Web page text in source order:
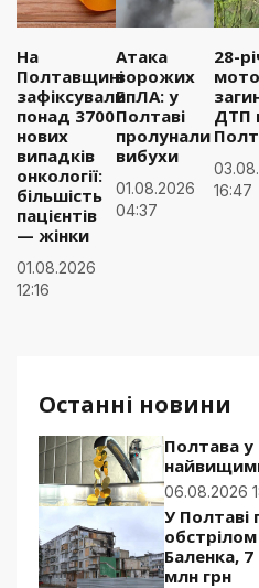
Останні новини
Полтава у
06.08.2026
У
Баленка,
млн грн
На
Полтавщині
зафіксували
понад 3700
нових
випадків
онкології:
більшість
пацієнтів
— жінки
01.08.2026
12:16
Атака
ворожих
БпЛА: у
Полтаві
пролунали
вибухи
01.08.2026
04:37
28-
ДТП
16:47